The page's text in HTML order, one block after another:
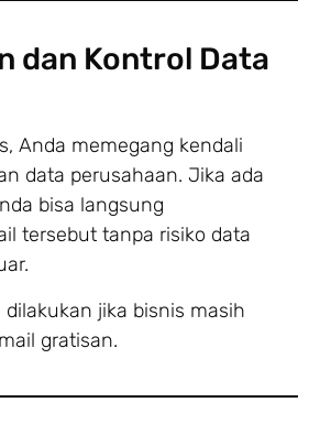
dan Kontrol Data
Anda memegang kendali
data perusahaan. Jika ada
bisa langsung
tersebut tanpa risiko data
jika bisnis masih
gratisan.